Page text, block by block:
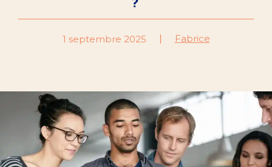
1 septembre 2025 Fabrice